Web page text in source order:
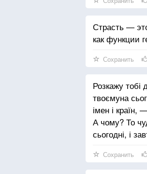
Світали ночі,
Не раз
Слова як
Несказане
Страсть —
как функции
Сохранить
Розкажу тобі
твоємуна
імен і
А чому? То
сьогодні, і
Сохранить